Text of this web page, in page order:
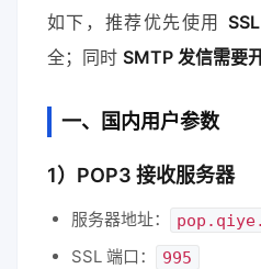
如下，推荐优先使用
全；同时 SMTP 发信需要
一、国内用户参数
1）POP3 接收服务器
服务器地址：
SSL 端口： 995